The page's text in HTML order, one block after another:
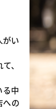
い
、
中
への